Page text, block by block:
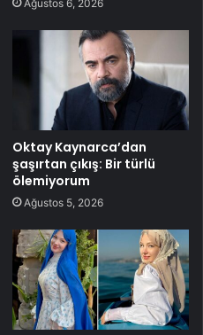
Ağustos 6, 2026
Oktay Kaynarca’dan
şaşırtan çıkış: Bir türlü
ölemiyorum
Ağustos 5, 2026